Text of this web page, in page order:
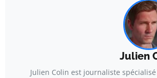
Julien
Julien Colin est journaliste